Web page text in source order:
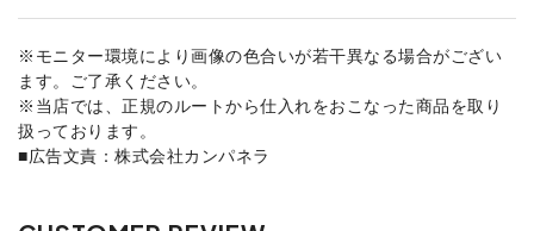
※モニター環境により画像の色合いが若干異なる場合がござい
ます。ご了承ください。
※当店では、正規のルートから仕入れをおこなった商品を取り
扱っております。
■広告文責：株式会社カンパネラ